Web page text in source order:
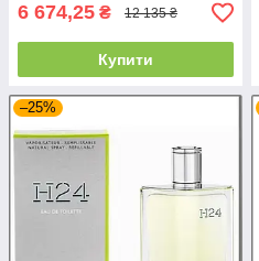
6 674,25 ₴ 12 135 ₴
Купити
–25%